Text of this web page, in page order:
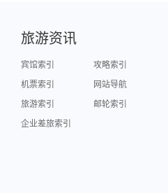
旅游资讯
宾馆索引
攻略索引
机票索引
网站导航
旅游索引
邮轮索引
企业差旅索引